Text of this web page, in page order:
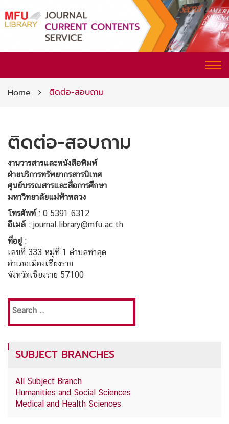
CURRENT CONTENTS SERVICE
Home ติดต่อ-สอบถาม
ติดต่อ-สอบถาม
งานวารสารและหนังสือพิมพ์
ฝ่ายบริการทรัพยากรสารนิเทศ
ศูนย์บรรณสารและสื่อการศึกษา
มหาวิทยาลัยแม่ฟ้าหลวง
โทรศัพท์ : 0 5391 6312
อีเมล์ : journal.library@mfu.ac.th
ที่อยู่ :
เลขที่ 333 หมู่ที่ 1 ตำบลท่าสุด
อำเภอเมืองเชียงราย
จังหวัดเชียงราย 57100
Search
SUBJECT BRANCHES
All Subject Branch
Humanities and Social Sciences
Medical and Health Sciences